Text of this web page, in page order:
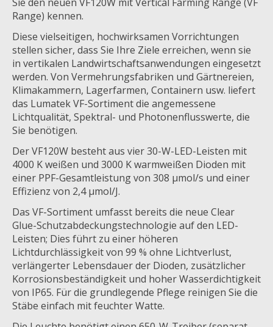
Range) kennen.
Diese vielseitigen, hochwirksamen Vorrichtungen
stellen sicher, dass Sie Ihre Ziele erreichen, wenn sie
in vertikalen Landwirtschaftsanwendungen eingesetzt
werden. Von Vermehrungsfabriken und Gärtnereien,
Klimakammern, Lagerfarmen, Containern usw. liefert
das Lumatek VF-Sortiment die angemessene
Lichtqualität, Spektral- und Photonenflusswerte, die
Sie benötigen.
Der VF120W besteht aus vier 30-W-LED-Leisten mit
4000 K weißen und 3000 K warmweißen Dioden mit
einer PPF-Gesamtleistung von 308 μmol/s und einer
Effizienz von 2,4 μmol/J.
Das VF-Sortiment umfasst bereits die neue Clear
Glue-Schutzabdeckungstechnologie auf den LED-
Leisten; Dies führt zu einer höheren
Lichtdurchlässigkeit von 99 % ohne Lichtverlust,
verlängerter Lebensdauer der Dioden, zusätzlicher
Korrosionsbeständigkeit und hoher Wasserdichtigkeit
von IP65. Für die grundlegende Pflege reinigen Sie die
Stäbe einfach mit feuchter Watte.